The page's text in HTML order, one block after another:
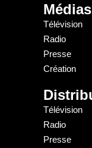
Médias
Télévision
Radio
Presse
Création
Télévision
Radio
Presse